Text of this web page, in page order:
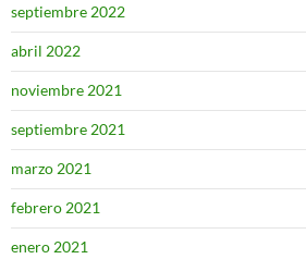
septiembre 2022
abril 2022
noviembre 2021
septiembre 2021
marzo 2021
febrero 2021
enero 2021